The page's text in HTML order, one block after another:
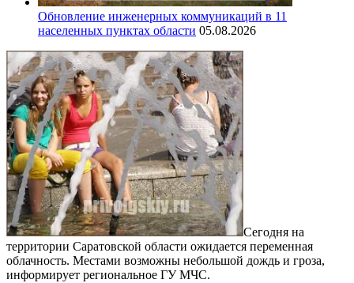
Обновление инженерных коммуникаций в 11
населенных пунктах области 05.08.2026
Сегодня на
территории Саратовской области ожидается переменная
облачность. Местами возможны небольшой дождь и гроза,
информирует региональное ГУ МЧС.